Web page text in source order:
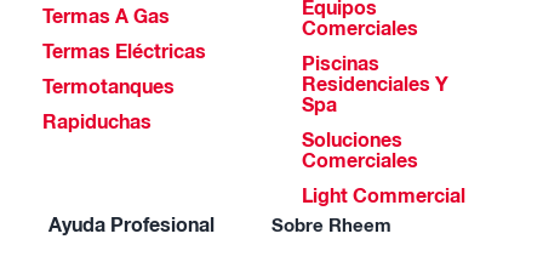
Termas A Gas
Termas Eléctricas
Termotanques
Rapiduchas
Equipos
Comerciales
Piscinas
Residenciales Y
Spa
Soluciones
Comerciales
Light Commercial
Ayuda Profesional
Sobre Rheem